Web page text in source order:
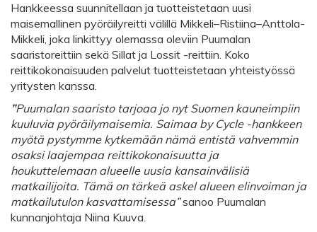
Hankkeessa suunnitellaan ja tuotteistetaan uusi
maisemallinen pyöräilyreitti välillä Mikkeli–Ristiina–Anttola-
Mikkeli, joka linkittyy olemassa oleviin Puumalan
saaristoreittiin sekä Sillat ja Lossit -reittiin. Koko
reittikokonaisuuden palvelut tuotteistetaan yhteistyössä
yritysten kanssa.
”Puumalan saaristo tarjoaa jo nyt Suomen kauneimpiin
kuuluvia pyöräilymaisemia. Saimaa by Cycle -hankkeen
myötä pystymme kytkemään nämä entistä vahvemmin
osaksi laajempaa reittikokonaisuutta ja
houkuttelemaan alueelle uusia kansainvälisiä
matkailijoita. Tämä on tärkeä askel alueen elinvoiman ja
matkailutulon kasvattamisessa”sanoo Puumalan
kunnanjohtaja Niina Kuuva.